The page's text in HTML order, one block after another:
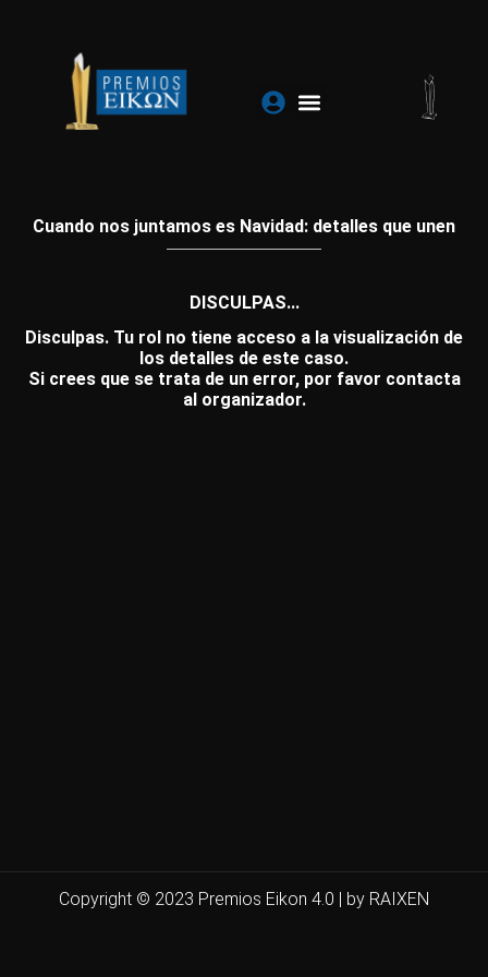
contenido
Cuando nos juntamos es Navidad: detalles que unen
DISCULPAS...
Disculpas. Tu rol no tiene acceso a la visualización de
los detalles de este caso.
Si crees que se trata de un error, por favor contacta
al organizador.
Copyright © 2023 Premios Eikon 4.0 | by RAIXEN